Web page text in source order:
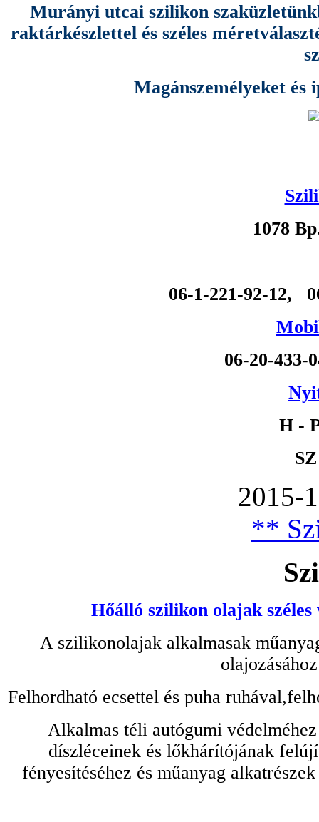
Murányi utcai szilikon
raktárkészlettel és széles
Magánszemélyeket és
1078
06-1-221-92-12,
06-20-
H -
2015-
**
Hőálló szilikon olajak
A szilikonolajak alkalmasak
Felhordható ecsettel és puha
Alkalmas téli autógumi
díszléceinek és lőkhárítójának
fényesítéséhez és műanyag